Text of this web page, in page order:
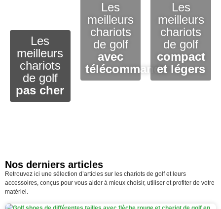
Les
meilleurs
chariots
de golf
pas cher
Les
meilleurs
chariots
de golf
avec
télécommande
Les
meilleurs
chariots
de golf
compact
et légers
Nos derniers articles
Retrouvez ici une sélection d’articles sur les chariots de golf et leurs
accessoires, conçus pour vous aider à mieux choisir, utiliser et profiter de votre
matériel.